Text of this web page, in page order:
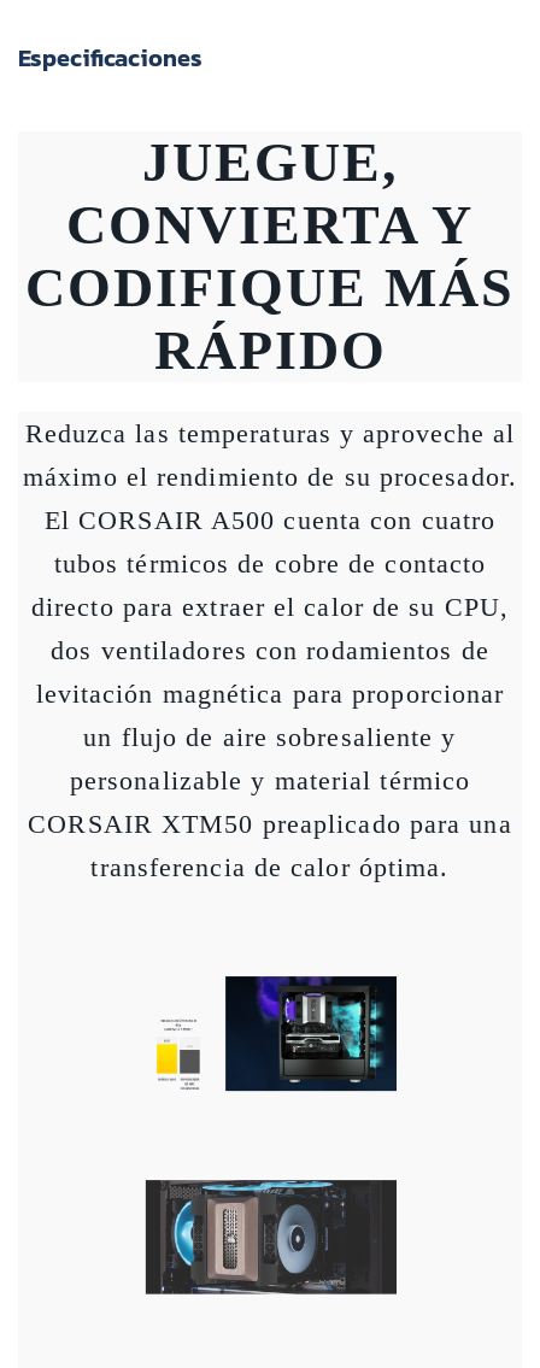
Especificaciones
JUEGUE,
CONVIERTA Y
CODIFIQUE MÁS
RÁPIDO
Reduzca las temperaturas y aproveche al
máximo el rendimiento de su procesador.
El CORSAIR A500 cuenta con cuatro
tubos térmicos de cobre de contacto
directo para extraer el calor de su CPU,
dos ventiladores con rodamientos de
levitación magnética para proporcionar
un flujo de aire sobresaliente y
personalizable y material térmico
CORSAIR XTM50 preaplicado para una
transferencia de calor óptima.